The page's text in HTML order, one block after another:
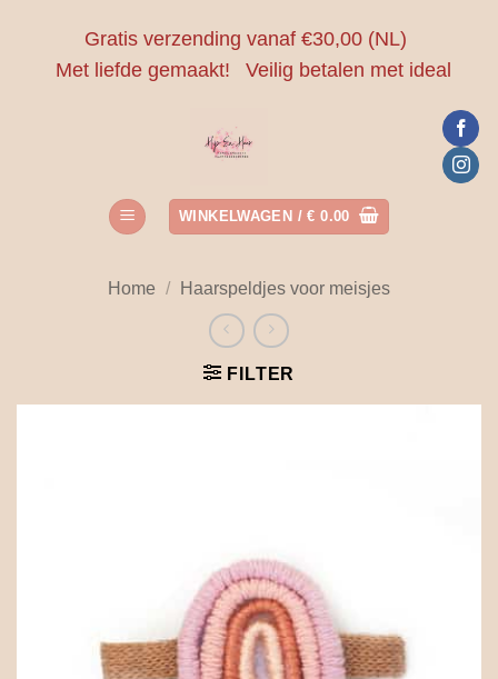
Gratis verzending vanaf €30,00 (NL)
Met liefde gemaakt!
Veilig betalen met ideal
WINKELWAGEN /€ 0.00
Home / Haarspeldjes voor meisjes
FILTER